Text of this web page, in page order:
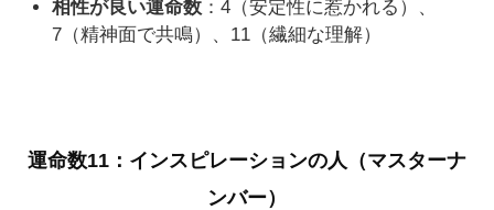
相性が良い運命数 ：4（安定性に惹かれる）、
7（精神面で共鳴）、11（繊細な理解）
運命数11：インスピレーションの人（マスターナ
ンバー）